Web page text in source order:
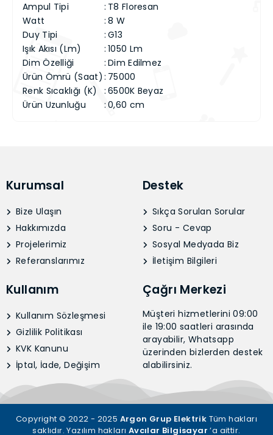
Ampul Tipi
: T8 Floresan
Watt
: 8 W
Duy Tipi
: G13
Işık Akısı (Lm)
: 1050 Lm
Dim Özelliği
: Dim Edilmez
Ürün Ömrü (Saat) : 75000
Renk Sıcaklığı (K)
: 6500K Beyaz
Ürün Uzunluğu
: 0,60 cm
Kurumsal
Bize Ulaşın
Hakkımızda
Projelerimiz
Referanslarımız
Destek
Sıkça Sorulan Sorular
Soru - Cevap
Sosyal Medyada Biz
İletişim Bilgileri
Kullanım
Kullanım Sözleşmesi
Gizlilik Politikası
KVK Kanunu
İptal, İade, Değişim
Çağrı Merkezi
Müşteri hizmetlerini 09:00
ile 19:00 saatleri arasında
arayabilir, Whatsapp
üzerinden bizlerden destek
alabilirsiniz.
Copyright © 2022 - 2025 Argon Grup Elektrik Tüm hakları
saklıdır. Yazılım hakları Avcılar Bilgisayar ’a aittir.